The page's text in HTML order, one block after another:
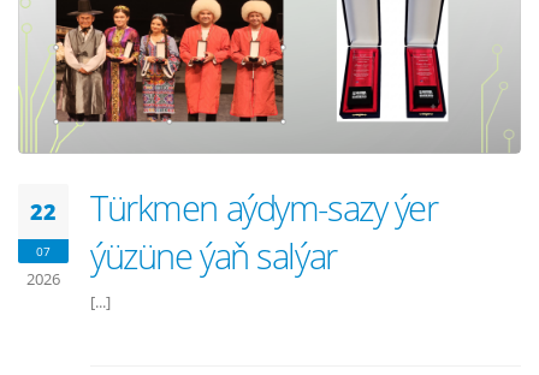
22
07
2026
Türkmen aýdym-sazy ýer
ýüzüne ýaň salýar
[...]